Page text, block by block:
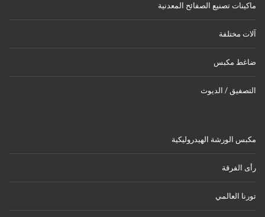
ماكينات تصنيع الصفائح المعدنية
آلات مختلفة
ضاغط مكبس
التصفيق / الديوث
مكبس الورشة الهيدروليكية
رأى الفرقة
تورنا العالمي